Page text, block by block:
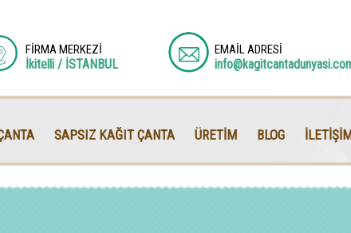
FİRMA MERKEZİ
İkitelli / İSTANBUL
EMAİL ADRESİ
SAPSIZ KAĞIT ÇANTA ÜRETİM BLOG İLETİŞİM